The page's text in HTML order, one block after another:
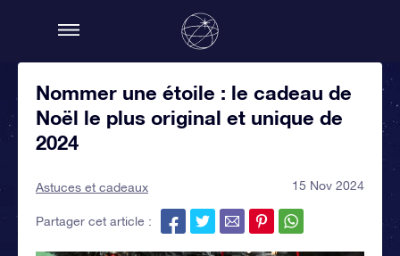
Nommer une étoile : le cadeau de
Noël le plus original et unique de
2024
Astuces et cadeaux 15 Nov 2024
Partager cet article :